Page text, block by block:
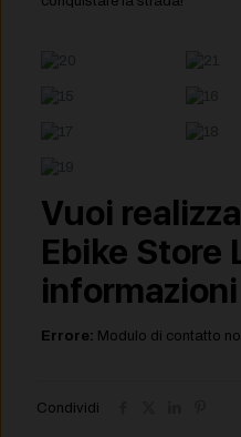
Vuoi
Ebike Store
informazioni
Errore: Modulo di contatto
Condividi